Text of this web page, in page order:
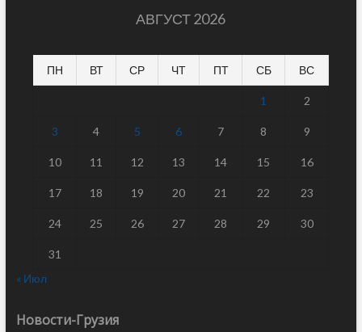
АВГУСТ 2026
ПН ВТ СР ЧТ ПТ СБ ВС
1 2
3 4 5 6 7 8 9
10 11 12 13 14 15 16
17 18 19 20 21 22 23
24 25 26 27 28 29 30
31
« Июл
Новости-Грузия